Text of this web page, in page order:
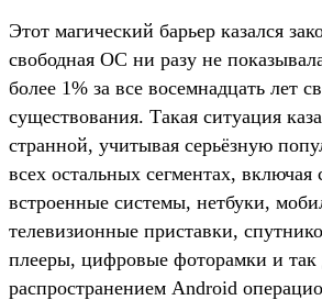
Этот магический барьер казался
свободная ОС ни разу не
более 1% за все восемнадцать лет
существования. Такая ситуация
странной, учитывая серьёзную
всех остальных сегментах, включая
встроенные системы, нетбуки,
телевизионные приставки,
плееры, цифровые фоторамки и так
распространением Android